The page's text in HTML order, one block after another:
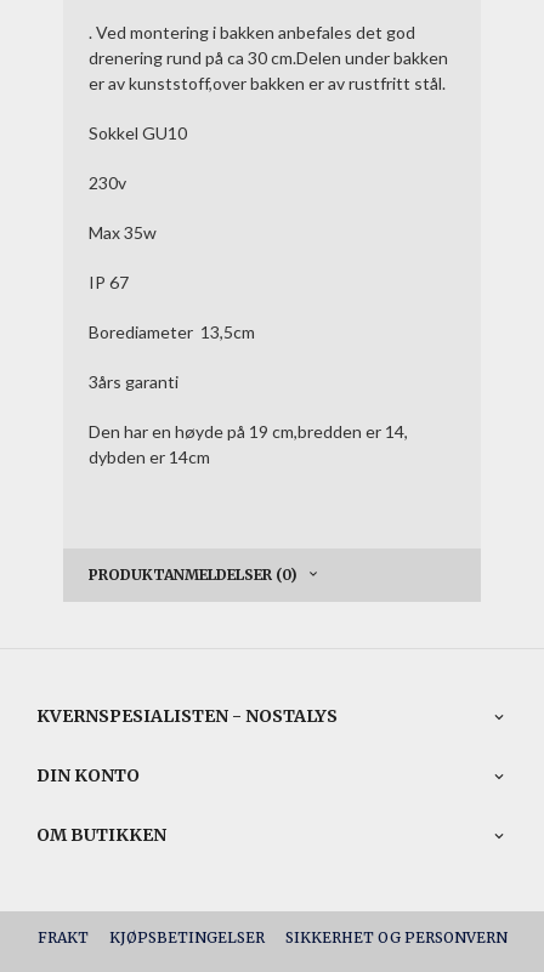
. Ved montering i bakken anbefales det god
drenering rund på ca 30 cm.Delen under bakken
er av kunststoff,over bakken er av rustfritt stål.
Sokkel GU10
230v
Max 35w
IP 67
Borediameter 13,5cm
3års garanti
Den har en høyde på 19 cm,bredden er 14,
dybden er 14cm
PRODUKTANMELDELSER (0)
KVERNSPESIALISTEN - NOSTALYS
DIN KONTO
OM BUTIKKEN
FRAKT KJØPSBETINGELSER SIKKERHET OG PERSONVERN